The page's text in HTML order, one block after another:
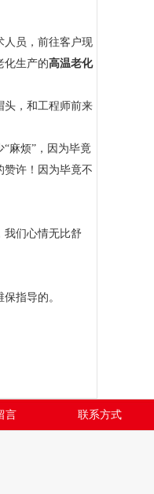
人员，前往客户现
化生产的高温老化
头，和工程师前来
麻烦”，因为毕竟
赞许！因为毕竟不
我们心情无比舒
指导的。
言 联系方式